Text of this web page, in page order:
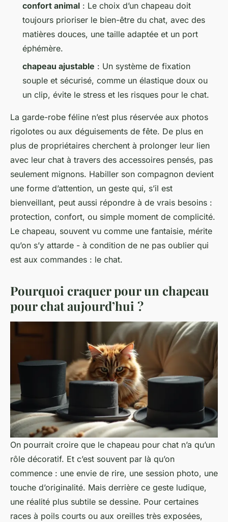
confort animal : Le choix d’un chapeau doit
toujours prioriser le bien-être du chat, avec des
matières douces, une taille adaptée et un port
éphémère.
chapeau ajustable : Un système de fixation
souple et sécurisé, comme un élastique doux ou
un clip, évite le stress et les risques pour le chat.
La garde-robe féline n’est plus réservée aux photos
rigolotes ou aux déguisements de fête. De plus en
plus de propriétaires cherchent à prolonger leur lien
avec leur chat à travers des accessoires pensés, pas
seulement mignons. Habiller son compagnon devient
une forme d’attention, un geste qui, s’il est
bienveillant, peut aussi répondre à de vrais besoins :
protection, confort, ou simple moment de complicité.
Le chapeau, souvent vu comme une fantaisie, mérite
qu’on s’y attarde - à condition de ne pas oublier qui
est aux commandes : le chat.
Pourquoi craquer pour un chapeau
pour chat aujourd’hui ?
On pourrait croire que le chapeau pour chat n’a qu’un
rôle décoratif. Et c’est souvent par là qu’on
commence : une envie de rire, une session photo, une
touche d’originalité. Mais derrière ce geste ludique,
une réalité plus subtile se dessine. Pour certaines
races à poils courts ou aux oreilles très exposées,